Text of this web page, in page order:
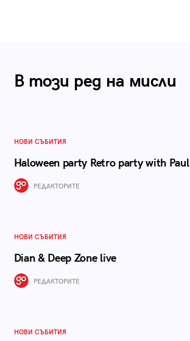
В този ред на мисли
НОВИ СЪБИТИЯ
Haloween party Retro party with Paul
РЕДАКТОРИТЕ
НОВИ СЪБИТИЯ
Dian & Deep Zone live
РЕДАКТОРИТЕ
НОВИ СЪБИТИЯ